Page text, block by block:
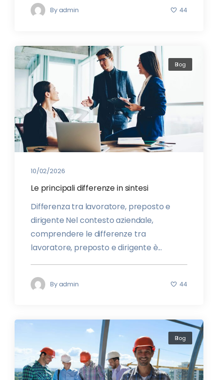
Byadmin 44
Blog
10/02/2026
Le principali differenze in sintesi
Differenza tra lavoratore, preposto e
dirigente Nel contesto aziendale,
comprendere le differenze tra
lavoratore, preposto e dirigente è...
Byadmin 44
Blog